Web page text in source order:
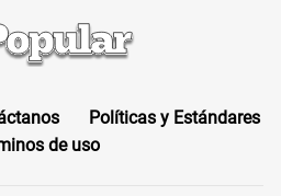
Políticas y Estándares
de uso